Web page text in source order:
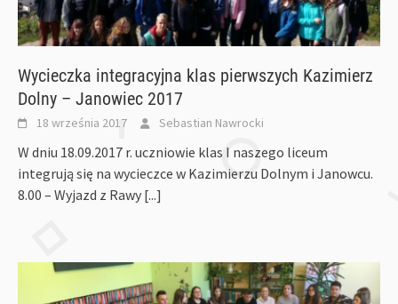
Wycieczka integracyjna klas pierwszych Kazimierz
Dolny – Janowiec 2017
18 września 2017 Sebastian Nawrocki
W dniu 18.09.2017 r. uczniowie klas I naszego liceum
integrują się na wycieczce w Kazimierzu Dolnym i Janowcu.
8.00 – Wyjazd z Rawy [...]